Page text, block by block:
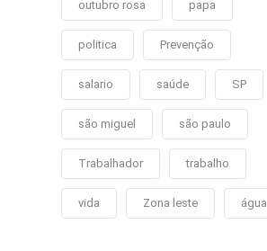
outubro rosa papa
politica Prevenção
salario saúde SP
são miguel são paulo
Trabalhador trabalho
vida Zona leste água